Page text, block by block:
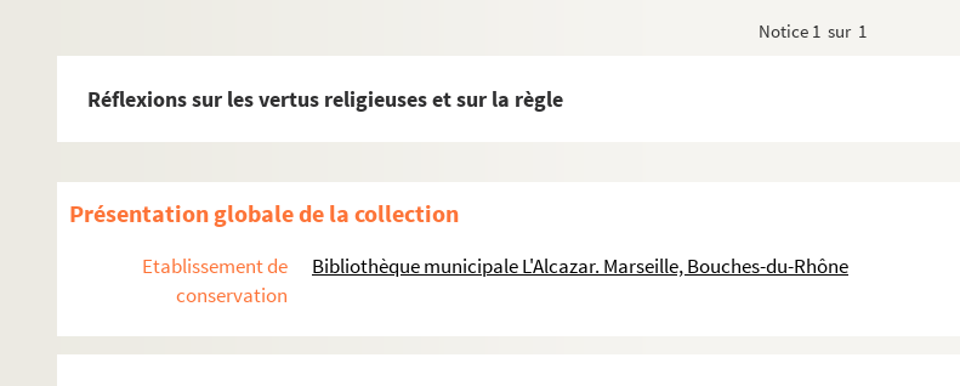
Notice 1 sur 1
Réflexions sur les vertus religieuses et sur la règle
Présentation globale de la collection
Etablissement de
conservation
Bibliothèque municipale L'Alcazar. Marseille, Bouches-du-Rhône